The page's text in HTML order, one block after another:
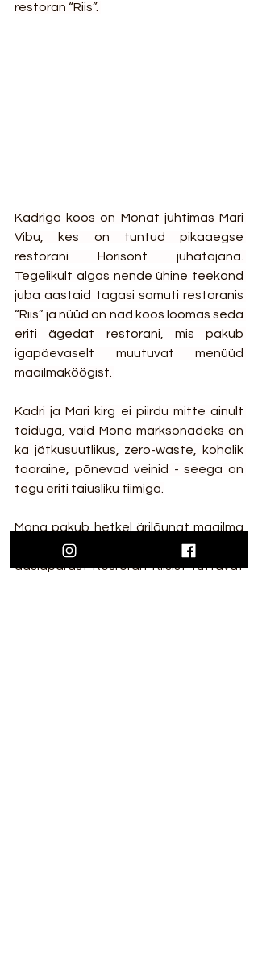
restoran “Riis”.
Kadriga koos on Monat juhtimas Mari
Vibu, kes on tuntud pikaaegse
restorani Horisont juhatajana.
Tegelikult algas nende ühine teekond
juba aastaid tagasi samuti restoranis
“Riis” ja nüüd on nad koos loomas seda
eriti ägedat restorani, mis pakub
igapäevaselt muutuvat menüüd
maailmaköögist.
Kadri ja Mari kirg ei piirdu mitte ainult
toiduga, vaid Mona märksõnadeks on
ka jätkusuutlikus, zero-waste, kohalik
tooraine, põnevad veinid - seega on
tegu eriti täiusliku tiimiga.
Mona pakub hetkel ärilõunat maailma
maitsete stiilis, kus aegajalt leidub nii
aasiapärast Resroran Riisist tuttavat